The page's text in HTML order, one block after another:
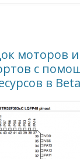
моторов и
с
в